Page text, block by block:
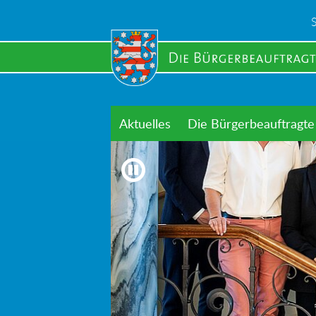
main
Aktuelles Die Bürgerbeauftragte